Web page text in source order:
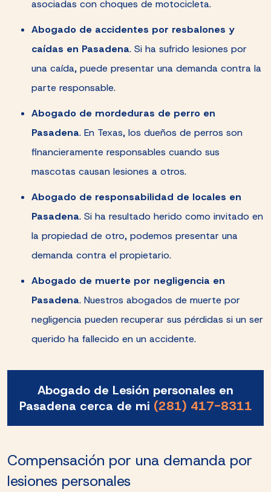
asociadas con choques de motocicleta.
Abogado de accidentes por resbalones y
caídas en Pasadena. Si ha sufrido lesiones por
una caída, puede presentar una demanda contra la
parte responsable.
Abogado de mordeduras de perro en
Pasadena. En Texas, los dueños de perros son
financieramente responsables cuando sus
mascotas causan lesiones a otros.
Abogado de responsabilidad de locales en
Pasadena. Si ha resultado herido como invitado en
la propiedad de otro, podemos presentar una
demanda contra el propietario.
Abogado de muerte por negligencia en
Pasadena. Nuestros abogados de muerte por
negligencia pueden recuperar sus pérdidas si un ser
querido ha fallecido en un accidente.
Abogado de Lesión personales en
Pasadena cerca de mi (281) 417-8311
Compensación por una demanda por
lesiones personales